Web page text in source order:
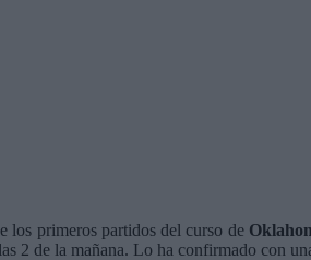
los primeros partidos del curso de
2 de la mañana. Lo ha confirmado con